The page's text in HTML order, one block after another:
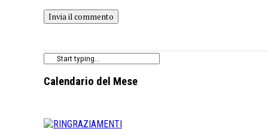
Calendario del Mese